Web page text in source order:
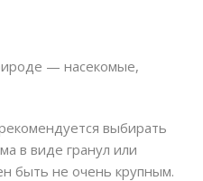
— насекомые,
выбирать
в виде гранул или
быть не очень крупным.